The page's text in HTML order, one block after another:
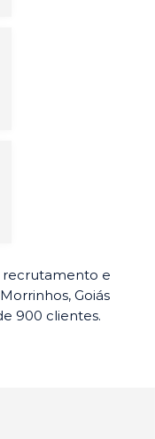
recrutamento e
Goiás
900 clientes.